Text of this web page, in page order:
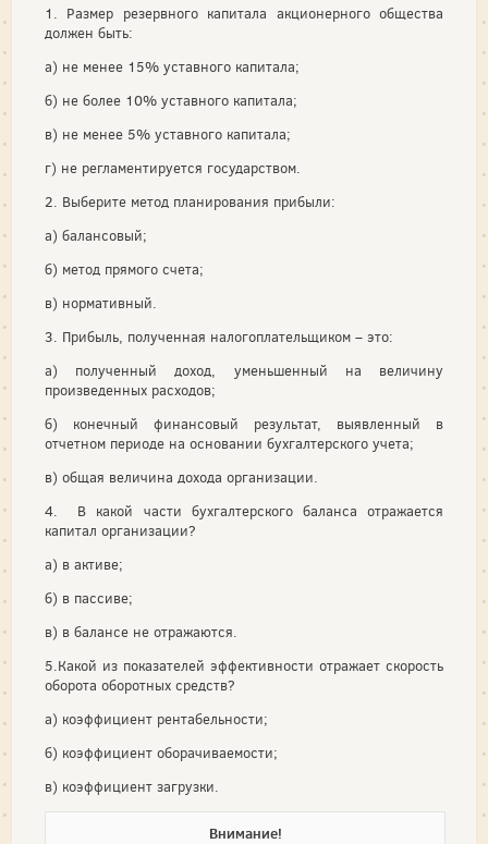
1. Размер резервного капитала акционерного общества
должен быть:
а) не менее 15% уставного капитала;
б) не более 10% уставного капитала;
в) не менее 5% уставного капитала;
г) не регламентируется государством.
2. Выберите метод планирования прибыли:
а) балансовый;
б) метод прямого счета;
в) нормативный.
3. Прибыль, полученная налогоплательщиком – это:
а) полученный доход, уменьшенный на величину
произведенных расходов;
б) конечный финансовый результат, выявленный в
отчетном периоде на основании бухгалтерского учета;
в) общая величина дохода организации.
4. В какой части бухгалтерского баланса отражается
капитал организации?
а) в активе;
б) в пассиве;
в) в балансе не отражаются.
5.Какой из показателей эффективности отражает скорость
оборота оборотных средств?
а) коэффициент рентабельности;
б) коэффициент оборачиваемости;
в) коэффициент загрузки.
Внимание!